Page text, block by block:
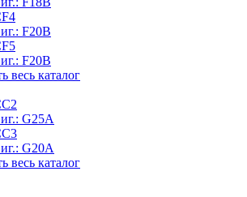
F20B
F20B
весь каталог
G25A
G20A
весь каталог